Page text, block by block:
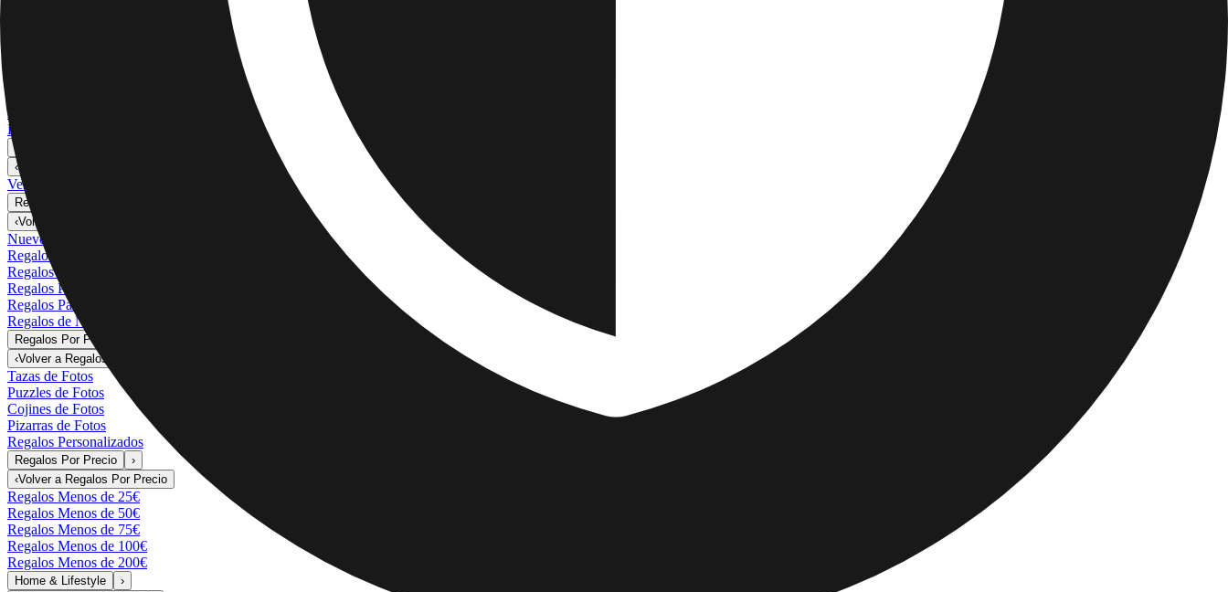
Más IImpresiones Murales
Impresiones en Aluminio
Pósters Fotográficos
‹Volver a
Regalos Personalizados
Ver todo
Regalos Por Destinatario
‹Volver a
Nuevos Regalos
Regalos Para Mamá
Regalos Para Papá
Regalos Para Ella
Regalos Para Él
Regalos de Navidad
Regalos Por Producto
‹Volver a Regalos Por Producto
Tazas de Fotos
Puzzles de Fotos
Cojines de Fotos
Pizarras de Fotos
Regalos Personalizados
Regalos Por Precio
›
‹Volver a Regalos Por Precio
Regalos Menos de 25€
Regalos Menos de 50€
Regalos Menos de 75€
Regalos Menos de 100€
Regalos Menos de 200€
Home & Lifestyle
›